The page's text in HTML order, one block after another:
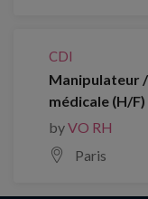
CDI
Manipulateur
médicale (H/F)
byVO RH
Paris